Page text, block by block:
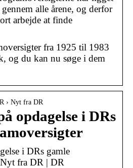
alle årene, og derfor
arbejde at finde
fra 1925 til 1983
og du kan nu søge i dem
› Nyt fra DR
opdagelse i DRs
i DRs gamle
fra DR | DR